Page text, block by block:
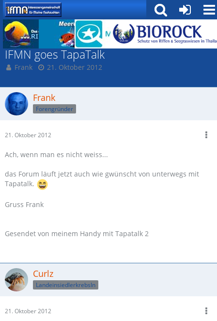
Rund um die IfMN
IFMN goes TapaTalk
Frank 21. Oktober 2012
Frank
Forengründer
21. Oktober 2012
Ach, wenn man es nicht weiss...
das Forum läuft jetzt auch wie gwünscht von unterwegs mit
Tapatalk.
Gruss Frank
Gesendet von meinem Handy mit Tapatalk 2
Curlz
LandeinsiedlerkrebsIn
21. Oktober 2012